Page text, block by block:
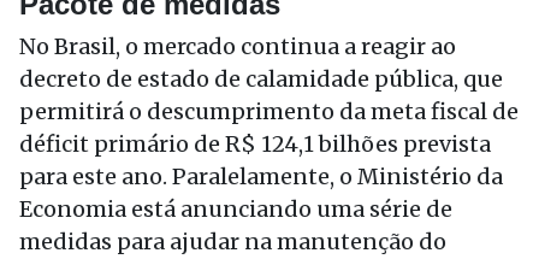
No Brasil, o mercado continua a reagir ao
decreto de estado de calamidade pública, que
permitirá o descumprimento da meta fiscal de
déficit primário de R$ 124,1 bilhões prevista
para este ano. Paralelamente, o Ministério da
Economia está anunciando uma série de
medidas para ajudar na manutenção do